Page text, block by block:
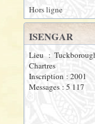
Hors ligne
ISENGAR
Lieu :
Chartres
Inscription : 2001
Messages : 5 117